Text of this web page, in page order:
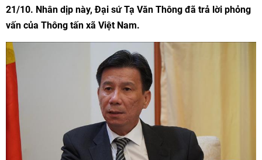
21/10. Nhân dịp này, Đại sứ Tạ Văn Thông đã trả lời phỏng
vấn của Thông tấn xã Việt Nam.